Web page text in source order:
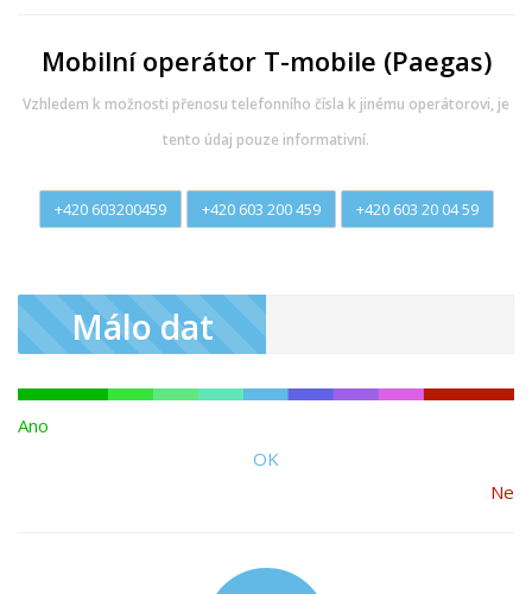
Mobilní operátor T-mobile (Paegas)
Vzhledem k možnosti přenosu telefonního čísla k jinému operátorovi, je
tento údaj pouze informativní.
+420 603200459 +420 603 200 459 +420 603 20 04 59
Málo dat
Ano
OK
Ne